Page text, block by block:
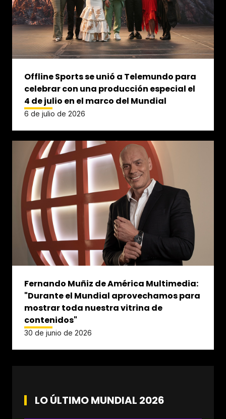
Offline Sports se unió a Telemundo para
celebrar con una producción especial el
4 de julio en el marco del Mundial
6 de julio de 2026
Fernando Muñiz de América Multimedia:
"Durante el Mundial aprovechamos para
mostrar toda nuestra vitrina de
contenidos"
30 de junio de 2026
LO ÚLTIMO MUNDIAL 2026